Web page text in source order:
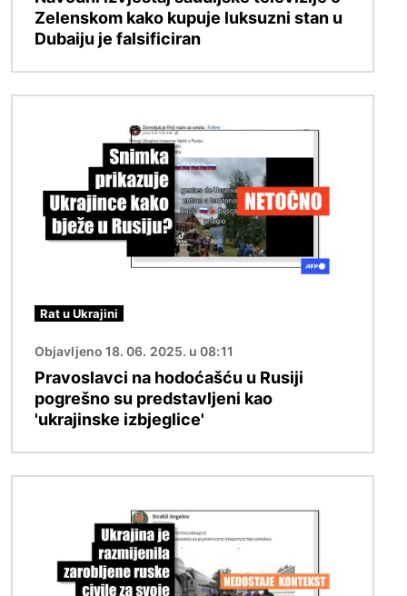
Zelenskom kako kupuje luksuzni stan u
Dubaiju je falsificiran
Rat u Ukrajini
Objavljeno 18. 06. 2025. u 08:11
Pravoslavci na hodoćašću u Rusiji
pogrešno su predstavljeni kao
'ukrajinske izbjeglice'